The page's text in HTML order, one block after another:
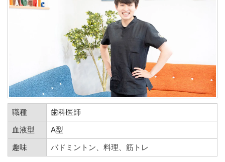
職種 歯科医師
血液型 A型
趣味 バドミントン、料理、筋トレ